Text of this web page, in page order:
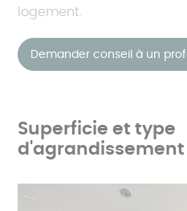
logement.
Demander conseil à un
Superficie et type
d'agrandissement